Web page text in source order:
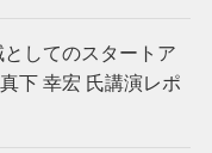
としてのスタートア
下 幸宏 氏講演レポ